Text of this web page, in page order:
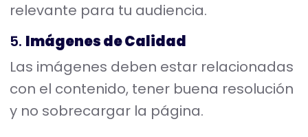
relevante para tu audiencia.
5. Imágenes de Calidad
Las imágenes deben estar relacionadas
con el contenido, tener buena resolución
y no sobrecargar la página.